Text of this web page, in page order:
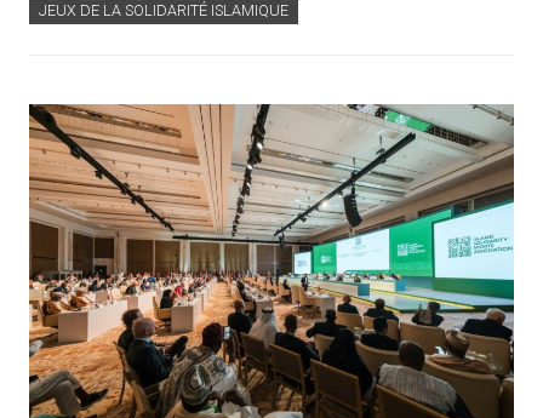
JEUX DE LA SOLIDARITÉ ISLAMIQUE